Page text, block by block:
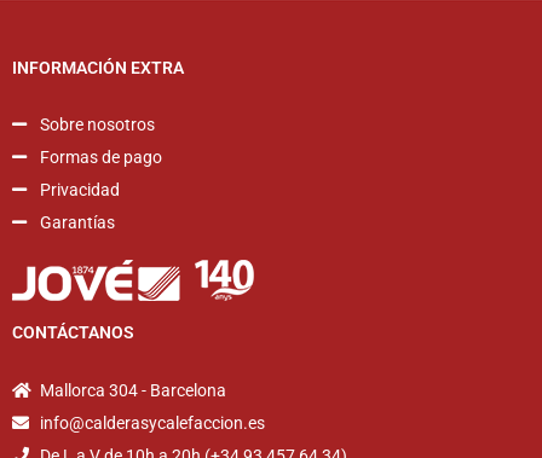
INFORMACIÓN EXTRA
Sobre nosotros
Formas de pago
Privacidad
Garantías
CONTÁCTANOS
Mallorca 304 - Barcelona
info@calderasycalefaccion.es